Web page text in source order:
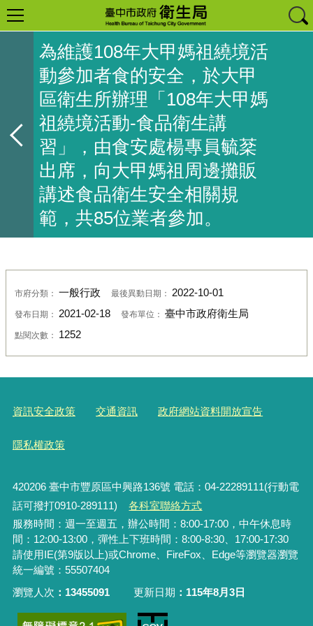
為維護108年大甲媽祖繞境活
動參加者食的安全，於大甲
區衛生所辦理「108年大甲媽
祖繞境活動-食品衛生講
習」，由食安處楊專員毓棻
出席，向大甲媽祖周邊攤販
講述食品衛生安全相關規
範，共85位業者參加。
市府分類： 一般行政 最後異動日期： 2022-10-01
發布日期： 2021-02-18 發布單位： 臺中市政府衛生局
點閱次數： 1252
資訊安全政策 交通資訊 政府網站資料開放宣告
隱私權政策
420206臺中市豐原區中興路136號 電話：04-22289111(行動電
話可撥打0910-289111)
各科室聯絡方式
服務時間：週一至週五，辦公時間：8:00-17:00，中午休息時
間：12:00-13:00，彈性上下班時間：8:00-8:30、17:00-17:30
請使用IE(第9版以上)或Chrome、FireFox、Edge等瀏覽器瀏覽
統一編號：55507404
瀏覽人次
13455091 更新日期 115年8月3日